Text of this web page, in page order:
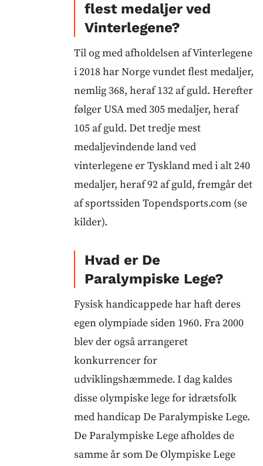
flest medaljer ved
Vinterlegene?
Til og med afholdelsen af Vinterlegene
i 2018 har Norge vundet flest medaljer,
nemlig 368, heraf 132 af guld. Herefter
følger USA med 305 medaljer, heraf
105 af guld. Det tredje mest
medaljevindende land ved
vinterlegene er Tyskland med i alt 240
medaljer, heraf 92 af guld, fremgår det
af sportssiden Topendsports.com (se
kilder).
Hvad er De
Paralympiske Lege?
Fysisk handicappede har haft deres
egen olympiade siden 1960. Fra 2000
blev der også arrangeret
konkurrencer for
udviklingshæmmede. I dag kaldes
disse olympiske lege for idrætsfolk
med handicap De Paralympiske Lege.
De Paralympiske Lege afholdes de
samme år som De Olympiske Lege